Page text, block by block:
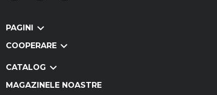
PAGINI
COOPERARE
CATALOG
MAGAZINELE NOASTRE